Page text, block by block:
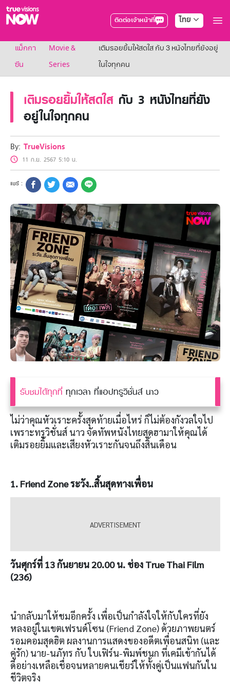
ติดต่อเจ้าหน้าที่ ไทย
True AF2026
แพ็กเกจ
NOW ENT
NOW SPORTS
NOW Muay Thai
แพ็กเกจทรูวิชันส์นาวทั้งหมด
เคเบิลและจานดาวเทียม
สิทธิพิเศษ
สิทธิพิเศษลูกค้าทรูวิชั่นส์
Showtime
HoReCa
แพ็กเกจสำหรับผู้ประกอบการ
หาร้านร่วมรายการ
FAQs
แม็กกา
ซีน
Movie &
Series
เติมรอยยิ้มให้สดใส กับ 3 หนังไทยที่ยังอยู่
ในใจทุกคน
เติมรอยยิ้มให้สดใส กับ 3 หนังไทยที่ยัง
อยู่ในใจทุกคน
By: TrueVisions
11 ก.ย. 2567 5:10 น.
รับชมได้ทุกที่ ทุกเวลา ที่แอปทรูวิชั่นส์​ นาว
ไม่ว่าคุณหัวเราะครั้งสุดท้ายเมื่อไหร่ ก็ไม่ต้องกังวลใจไป
เพราะทรูวิชั่นส์ นาว จัดทัพหนังไทยสุดฮามาให้คุณได้
เติมรอยยิ้มและเสียงหัวเราะกันจนถึงสิ้นเดือน
1. Friend Zoneระวัง..สิ้นสุดทางเพื่อน
วันศุกร์ที่ 13กันยายน20.00น. ช่อง True Thai Film
(236)
นำกลับมาให้ชมอีกครั้ง เพื่อเป็นกำลังใจให้กับใครที่ยัง
หลงอยู่ในเขตเฟรนด์โซน (Friend Zone) ด้วยภาพยนตร์
รอมคอมสุดฮิต ผลงานการแสดงของอดีตเพื่อนสนิท (และ
คู่รัก) นาย-นภัทร กับ ใบเฟิร์น-พิมพ์ชนก ที่เคมีเข้ากันได้
ดีอย่างเหลือเชื่อจนหลายคนเชียร์ให้ทั้งคู่เป็นแฟนกันใน
ชีวิตจริง